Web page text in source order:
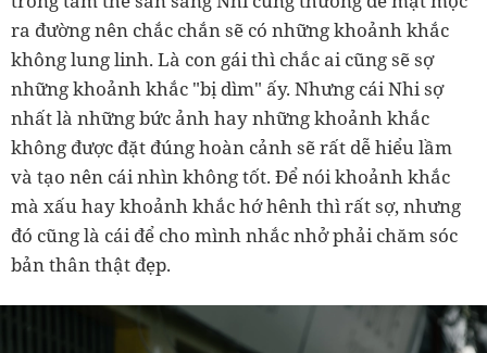
ra đường nên chắc chắn sẽ có những khoảnh khắc
không lung linh. Là con gái thì chắc ai cũng sẽ sợ
những khoảnh khắc "bị dìm" ấy. Nhưng cái Nhi sợ
nhất là những bức ảnh hay những khoảnh khắc
không được đặt đúng hoàn cảnh sẽ rất dễ hiểu lầm
và tạo nên cái nhìn không tốt. Để nói khoảnh khắc
mà xấu hay khoảnh khắc hớ hênh thì rất sợ, nhưng
đó cũng là cái để cho mình nhắc nhở phải chăm sóc
bản thân thật đẹp.